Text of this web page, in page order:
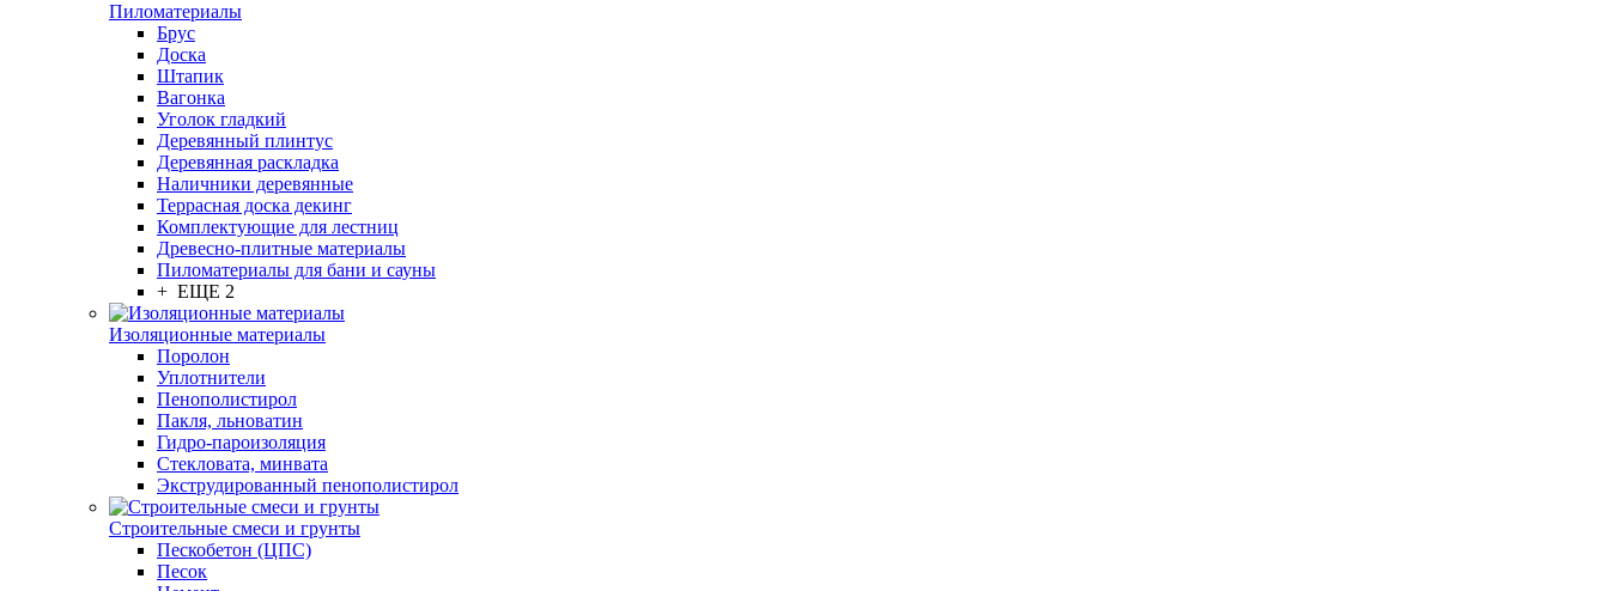
Пиломатериалы
Брус
Доска
Штапик
Вагонка
Уголок гладкий
Деревянный плинтус
Деревянная раскладка
Наличники деревянные
Террасная доска декинг
Комплектующие для лестниц
Древесно-плитные материалы
Пиломатериалы для бани и сауны
+ ЕЩЕ 2
Изоляционные материалы
Поролон
Уплотнители
Пенополистирол
Пакля, льноватин
Гидро-пароизоляция
Стекловата, минвата
Экструдированный пенополистирол
Строительные смеси и грунты
Пескобетон (ЦПС)
Песок